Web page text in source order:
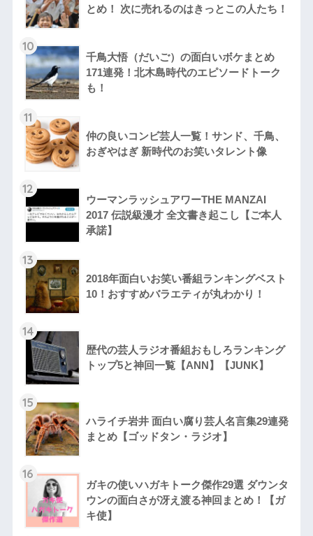
とめ！ 次に売れるのはきっとこの人たち！
10
千鳥大悟（だいご）の面白いボケまとめ
171連発！北木島時代のエピソードトーク
も！
11
仲の良いコンビ芸人一覧！サンド、千鳥、
おぎやはぎ 新時代のお笑いタレント像
12
ウーマンラッシュアワーTHE MANZAI
2017 伝説級漫才 全文書き起こし【ご本人
承諾】
13
2018年面白いお笑い番組ランキングベスト
10！おすすめバラエティが丸わかり！
14
歴代の芸人ラジオ番組おもしろランキング
トップ5と神回一覧【ANN】【JUNK】
15
ハライチ岩井 面白い腐り芸人名言集29連発
まとめ【ゴッドタン・ラジオ】
16
ガキの使いハガキトーク傑作29選 ダウンタ
ウンの面白さが冴え渡る神回まとめ！【ガ
キ使】